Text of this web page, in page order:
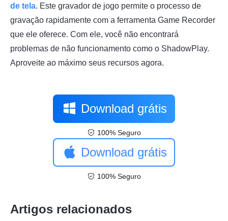
de tela. Este gravador de jogo permite o processo de
gravação rapidamente com a ferramenta Game Recorder
que ele oferece. Com ele, você não encontrará
problemas de não funcionamento como o ShadowPlay.
Aproveite ao máximo seus recursos agora.
Download grátis
100% Seguro
Download grátis
100% Seguro
Artigos relacionados